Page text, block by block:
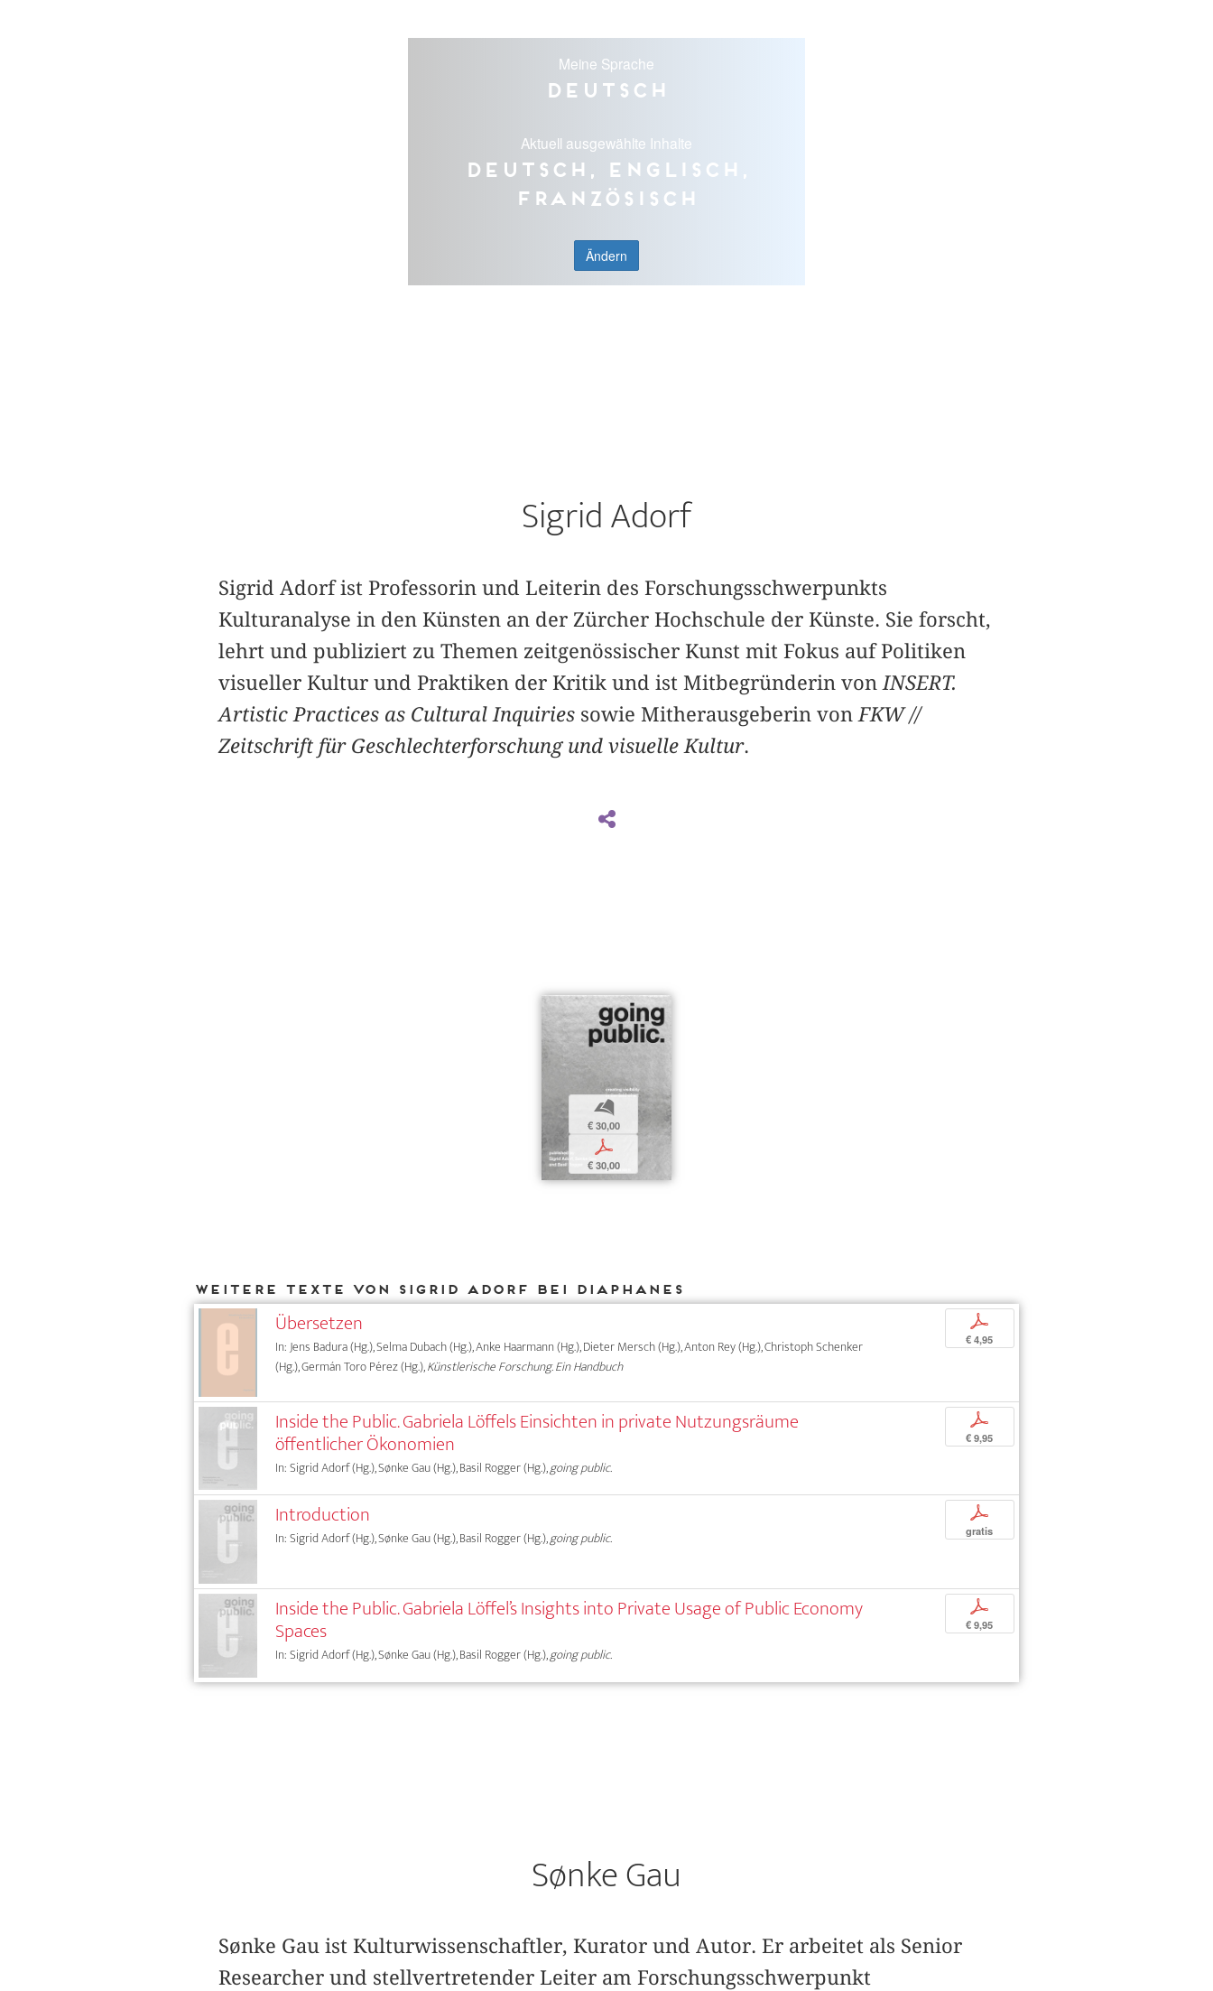
Meine Sprache
Deutsch
Aktuell ausgewählte Inhalte
Deutsch, Englisch,
Französisch
Ändern
Sigrid Adorf
Sigrid Adorf ist Professorin und Leiterin des Forschungsschwerpunkts
Kulturanalyse in den Künsten an der Zürcher Hochschule der Künste. Sie forscht,
lehrt und publiziert zu Themen zeitgenössischer Kunst mit Fokus auf Politiken
visueller Kultur und Praktiken der Kritik und ist Mitbegründerin von INSERT.
Artistic Practices as Cultural Inquiriessowie Mitherausgeberin von FKW //
Zeitschrift für Geschlechterforschung und visuelle Kultur.
b
€ 30,00
p
€ 30,00
Weitere Texte von Sigrid Adorf bei DIAPHANES
Übersetzen
In: Jens Badura (Hg.), Selma Dubach (Hg.), Anke Haarmann (Hg.), Dieter Mersch (Hg.), Anton Rey (Hg.), Christoph Schenker
(Hg.), Germán Toro Pérez (Hg.),Künstlerische Forschung. Ein Handbuch
p
€ 4,95
Inside the Public. Gabriela Löffels Einsichten in private Nutzungsräume
öffentlicher Ökonomien
In: Sigrid Adorf (Hg.), Sønke Gau (Hg.), Basil Rogger (Hg.),going public.
p
€ 9,95
Introduction
In: Sigrid Adorf (Hg.), Sønke Gau (Hg.), Basil Rogger (Hg.),going public.
p
gratis
Inside the Public. Gabriela Löffel’s Insights into Private Usage of Public Economy
Spaces
In: Sigrid Adorf (Hg.), Sønke Gau (Hg.), Basil Rogger (Hg.),going public.
p
€ 9,95
Sønke Gau
Sønke Gau ist Kulturwissenschaftler, Kurator und Autor. Er arbeitet als Senior
Researcher und stellvertretender Leiter am Forschungsschwerpunkt